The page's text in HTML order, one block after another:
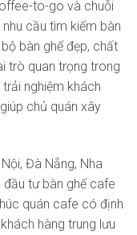
to-go và chuỗi
cầu tìm kiếm bàn
bàn ghế đẹp, chất
trò quan trọng trong
nghiệm khách
chủ quán xây
Đà Nẵng, Nha
đầu tư bàn ghế cafe
quán cafe có định
hàng trung lưu